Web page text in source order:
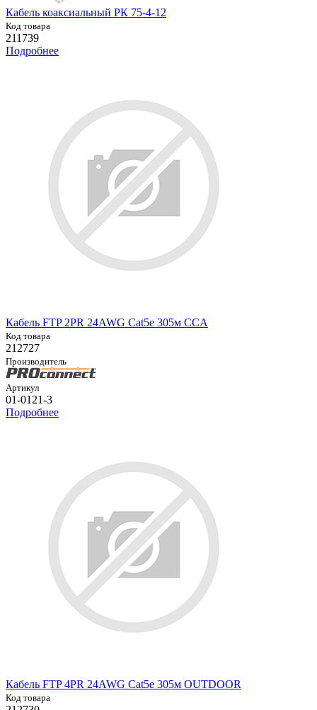
Кабель коаксиальный РК 75-4-12
Код товара
211739
Подробнее
Кабель FTP 2PR 24AWG Cat5e 305м CCA
Код товара
212727
Производитель
Артикул
01-0121-3
Подробнее
Кабель FTP 4PR 24AWG Cat5e 305м OUTDOOR
Код товара